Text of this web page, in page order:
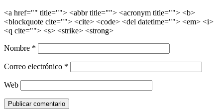
<a href="" title=""> <abbr title=""> <acronym title=""> <b>
<blockquote cite=""> <cite> <code> <del datetime=""> <em> <i>
<q cite=""> <s> <strike> <strong>
Nombre *
Correo electrónico *
Web